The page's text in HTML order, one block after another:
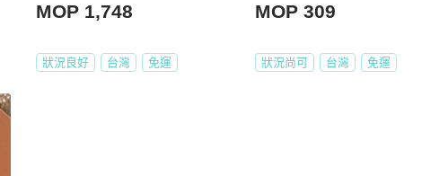
MOP 1,748
狀況良好 台灣 免運
MOP 309
狀況尚可 台灣 免運